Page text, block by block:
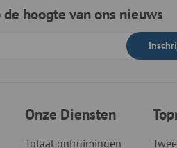
hoogte van ons nieuws
Onze Diensten
Totaal ontruimingen